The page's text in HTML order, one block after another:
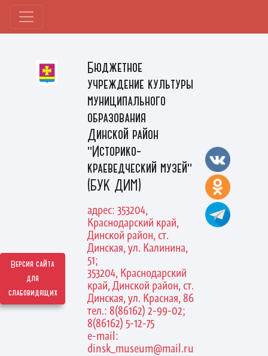
Версия сайта
для
слабовидящих
Бюджетное
учреждение культуры
муниципального
образования
Динской район
"Историко-
краеведческий музей"
(БУК ДИМ)
адрес: 353204,
Краснодарский край,
Динской район, ст.
Динская, ул. Калинина,
51;
353204, Краснодарский
край, Динской район, ст.
Динская, ул. Красная, 86
тел.: 8(86162) 2-99-02;
8(86162) 5-12-75
e-mail:
dinsk_museum@mail.ru